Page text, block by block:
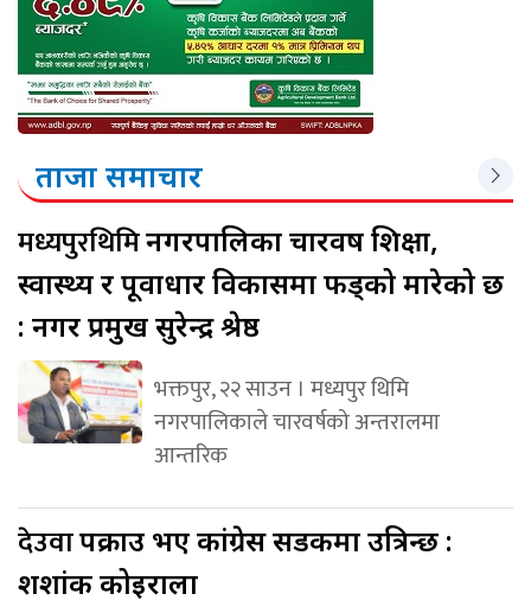
ताजा समाचार
मध्यपुरथिमिनगरपालिका चारवर्ष शिक्षा,
स्वास्थ्य र पूर्वाधार विकासमा फड्को मारेको छ
: नगर प्रमुख सुरेन्द्र श्रेष्ठ
भक्तपुर, २२ साउन । मध्यपुर थिमि
नगरपालिकाले चारवर्षको अन्तरालमा
आन्तरिक
देउवापक्राउ भए कांग्रेस सडकमा उत्रिन्छ :
शशांक कोइराला